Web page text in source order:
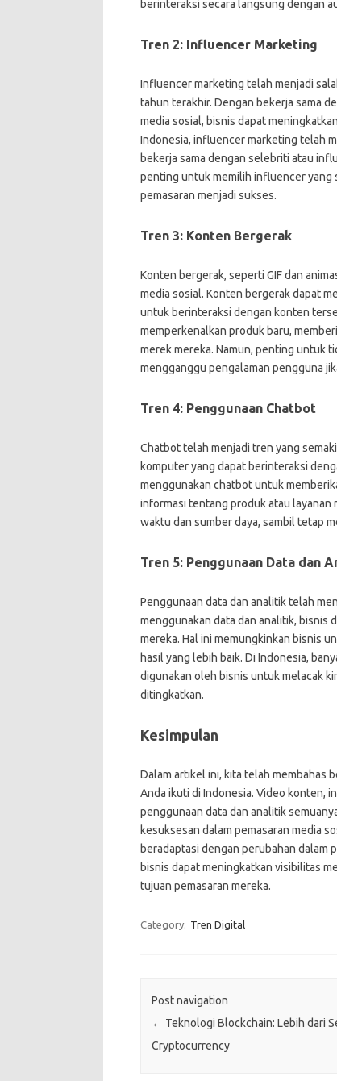
berinteraksi secara langsung dengan
Tren 2: Influencer Marketing
Influencer marketing telah menjadi
tahun terakhir. Dengan bekerja sama
media sosial, bisnis dapat
Indonesia, influencer marketing telah
bekerja sama dengan selebriti atau
penting untuk memilih influencer yang
pemasaran menjadi sukses.
Tren 3: Konten Bergerak
Konten bergerak, seperti GIF dan
media sosial. Konten bergerak dapat
untuk berinteraksi dengan konten
memperkenalkan produk baru,
merek mereka. Namun, penting untuk
mengganggu pengalaman pengguna
Tren 4: Penggunaan Chatbot
Chatbot telah menjadi tren yang
komputer yang dapat berinteraksi
menggunakan chatbot untuk
informasi tentang produk atau layanan
waktu dan sumber daya, sambil tetap
Tren 5: Penggunaan Data dan
Penggunaan data dan analitik telah
menggunakan data dan analitik, bisnis
mereka. Hal ini memungkinkan bisnis
hasil yang lebih baik. Di Indonesia,
digunakan oleh bisnis untuk melacak
ditingkatkan.
Kesimpulan
Dalam artikel ini, kita telah membahas
Anda ikuti di Indonesia. Video konten,
penggunaan data dan analitik
kesuksesan dalam pemasaran media
beradaptasi dengan perubahan dalam
bisnis dapat meningkatkan visibilitas
tujuan pemasaran mereka.
Category: Tren Digital
Post navigation
← Teknologi Blockchain: Lebih dari
Cryptocurrency